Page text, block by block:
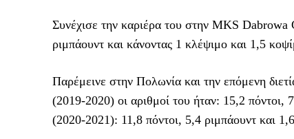
Συνέχισε την καριέρα του στην MKS
ριμπάουντ και κάνοντας 1 κλέψιμο και 1,5
Παρέμεινε στην Πολωνία και την επόμενη
(2019-2020) οι αριθμοί του ήταν: 15,2 πόντοι,
(2020-2021): 11,8 πόντοι, 5,4 ριμπάουντ και